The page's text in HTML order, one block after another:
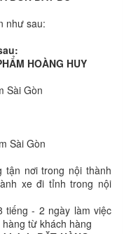
như sau:
HOÀNG HUY
Sài Gòn
Sài Gòn
tận nơi trong nội thành
xe đi tỉnh trong nội
tiếng - 2 ngày làm việc
từ khách hàng